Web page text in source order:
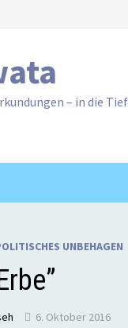
– in die
UNBEHAGEN
6. Oktober 2016